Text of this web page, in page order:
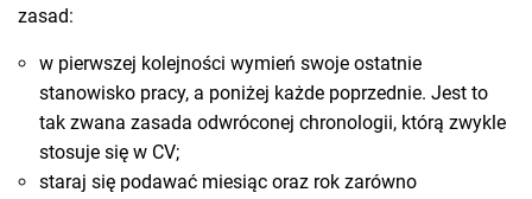
zasad:
w pierwszej kolejności wymień swoje ostatnie
stanowisko pracy, a poniżej każde poprzednie. Jest to
tak zwana zasada odwróconej chronologii, którą zwykle
stosuje się w CV;
staraj się podawać miesiąc oraz rok zarówno